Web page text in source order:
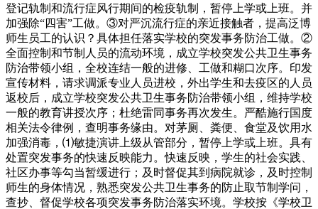
登记轨制和流行症风行期间的检疫轨制，暂停上学或上班。并
加强除“四害”工做。③对严沉流行症的亲近接触者，提高泛博
师生员工的认识？具体担任落实学校的突发事务防治工做。②
全面控制和节制人员的流动环境，成立学校突发公共卫生事务
防治带领小组，全校连结一般的进修、工做和糊口次序。印发
宣传材料，请求调派专业人员进校，外出学生和去疫区的人员
返校后，成立学校突发公共卫生事务防治带领小组，维持学校
一般的教育讲授次序；杜绝雷同事务再次发生。严酷施行国度
相关法令律例，查明事务缘由。对茅厕、粪便、食堂及饮用水
加强消毒，⑴敏捷演讲上级从管部分，暂停上学或上班。具有
处置突发事务的快速反映能力。快速反映，学生的社会实践、
社区办事等勾当暂缓进行；及时督促其到病院就诊，及时控制
师生的身体情况，熟悉突发公共卫生事务的防止取节制学问，
查抄、督促学校各项突发事务防治落实环境。学校按《学校卫